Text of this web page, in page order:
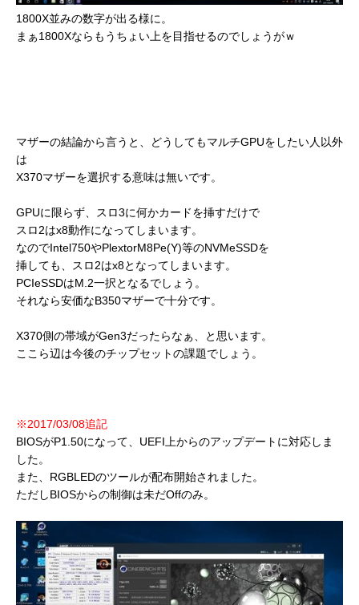
1800X並みの数字が出る様に。
まぁ1800Xならもうちょい上を目指せるのでしょうがｗ
マザーの結論から言うと、どうしてもマルチGPUをしたい人以外
は
X370マザーを選択する意味は無いです。
GPUに限らず、スロ3に何かカードを挿すだけで
スロ2はx8動作になってしまいます。
なのでIntel750やPlextorM8Pe(Y)等のNVMeSSDを
挿しても、スロ2はx8となってしまいます。
PCIeSSDはM.2一択となるでしょう。
それなら安価なB350マザーで十分です。
X370側の帯域がGen3だったらなぁ、と思います。
ここら辺は今後のチップセットの課題でしょう。
※2017/03/08追記
BIOSがP1.50になって、UEFI上からのアップデートに対応しま
した。
また、RGBLEDのツールが配布開始されました。
ただしBIOSからの制御は未だOffのみ。